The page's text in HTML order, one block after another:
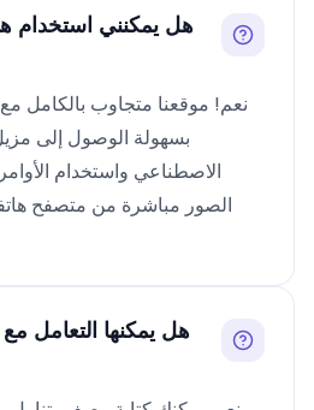
هل يمكنني استخدام
نعم! موقعنا متجاوب بالكامل مع
بسهولة الوصول إلى مزيل
الاصطناعي واستخدام الأوامر
الصور مباشرة من متصفح
هل يمكنها التعامل